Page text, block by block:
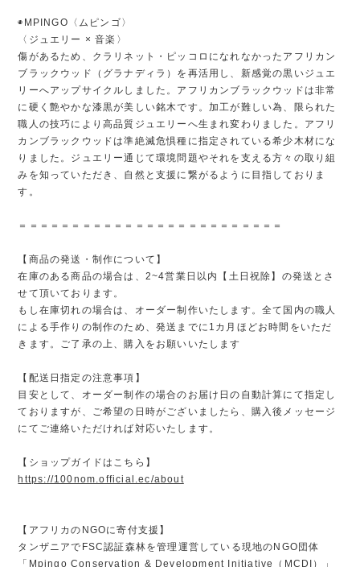
◉MPINGO〈ムピンゴ〉
〈ジュエリー × 音楽〉
傷があるため、クラリネット・ピッコロになれなかったアフリカン
ブラックウッド（グラナディラ）を再活用し、新感覚の黒いジュエ
リーへアップサイクルしました。アフリカンブラックウッドは非常
に硬く艶やかな漆黒が美しい銘木です。加工が難しい為、限られた
職人の技巧により高品質ジュエリーへ生まれ変わりました。アフリ
カンブラックウッドは準絶滅危惧種に指定されている希少木材にな
りました。ジュエリー通じて環境問題やそれを支える方々の取り組
みを知っていただき、自然と支援に繋がるように目指しておりま
す。
＝＝＝＝＝＝＝＝＝＝＝＝＝＝＝＝＝＝＝＝＝＝＝＝＝
【商品の発送・制作について】
在庫のある商品の場合は、2~4営業日以内【土日祝除】の発送とさ
せて頂いております。
もし在庫切れの場合は、オーダー制作いたします。全て国内の職人
による手作りの制作のため、発送までに1カ月ほどお時間をいただ
きます。ご了承の上、購入をお願いいたします
【配送日指定の注意事項】
目安として、オーダー制作の場合のお届け日の自動計算にて指定し
ておりますが、ご希望の日時がございましたら、購入後メッセージ
にてご連絡いただければ対応いたします。
【ショップガイドはこちら】
https://100nom.official.ec/about
【アフリカのNGOに寄付支援】
タンザニアでFSC認証森林を管理運営している現地のNGO団体
「Mpingo Conservation & Development Initiative（MCDI）」